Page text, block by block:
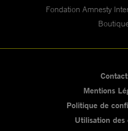
Fondation Amnesty
Contact
Mentions
Politique de
Utilisation des